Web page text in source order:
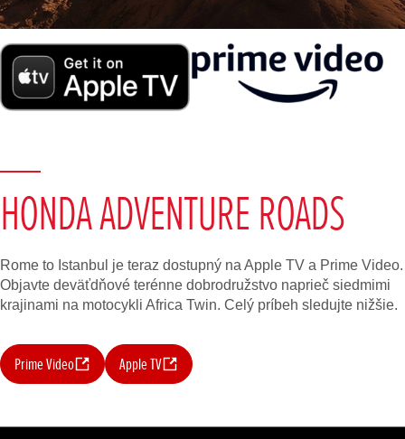
HONDA ADVENTURE ROADS
Rome to Istanbul je teraz dostupný na Apple TV a Prime Video.
Objavte deväťdňové terénne dobrodružstvo naprieč siedmimi
krajinami na motocykli Africa Twin. Celý príbeh sledujte nižšie.
Prime Video Apple TV